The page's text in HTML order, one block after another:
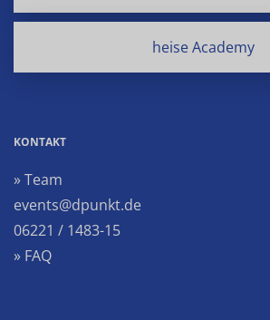
heise Academy
KONTAKT
» Team
events@dpunkt.de
06221 / 1483-15
» FAQ